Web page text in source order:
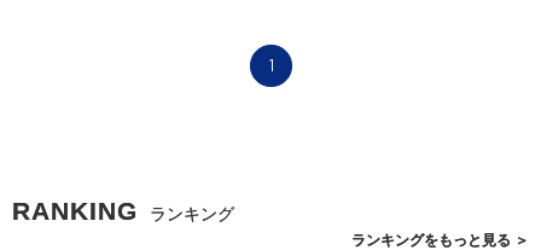
1
RANKING ランキング
ランキングをもっと見る ＞